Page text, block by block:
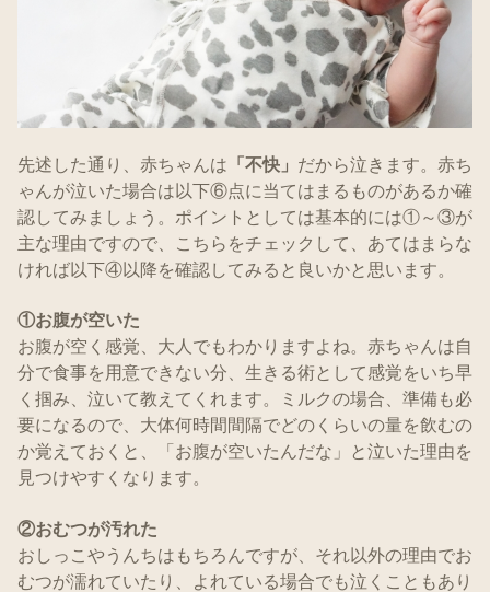
先述した通り、赤ちゃんは 「不快」 だから泣きます。赤ち
ゃんが泣いた場合は以下⑥点に当てはまるものがあるか確
認してみましょう。ポイントとしては基本的には①～③が
主な理由ですので、こちらをチェックして、あてはまらな
ければ以下④以降を確認してみると良いかと思います。
①お腹が空いた
お腹が空く感覚、大人でもわかりますよね。赤ちゃんは自
分で食事を用意できない分、生きる術として感覚をいち早
く掴み、泣いて教えてくれます。ミルクの場合、準備も必
要になるので、大体何時間間隔でどのくらいの量を飲むの
か覚えておくと、「お腹が空いたんだな」と泣いた理由を
見つけやすくなります。
②おむつが汚れた
おしっこやうんちはもちろんですが、それ以外の理由でお
むつが濡れていたり、よれている場合でも泣くこともあり